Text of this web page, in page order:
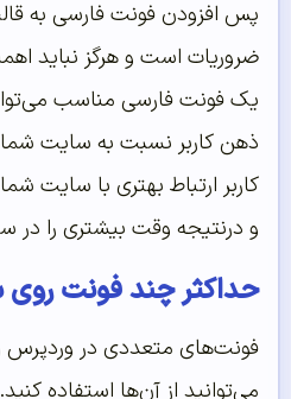
پس افزودن فونت فارسی به
ضروریات است و هرگز نباید
یک فونت فارسی مناسب
ذهن کاربر نسبت به سایت شما
کاربر ارتباط بهتری با سایت
و درنتیجه وقت بیشتری را در
حداکثر چند فونت
فونت‌های متعددی در وردپرس
می‌توانید از آن‌ها استفاده